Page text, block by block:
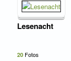
Lesenacht
20Fotos